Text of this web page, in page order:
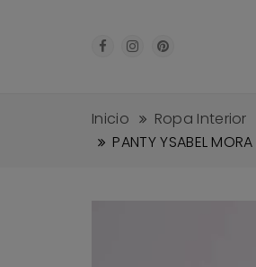
Inicio Ropa Interior
PANTY YSABEL